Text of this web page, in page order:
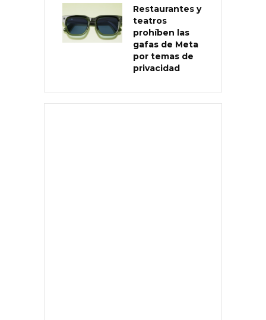
Restaurantes y
teatros
prohíben las
gafas de Meta
por temas de
privacidad